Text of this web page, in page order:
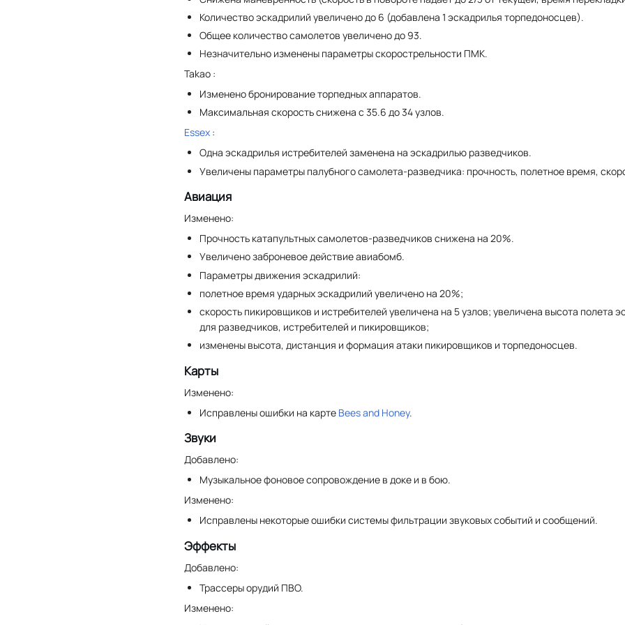
Количество эскадрилий увеличено до 6 (добавлена 1 эскадрилья торпедоносцев).
Общее количество самолетов увеличено до 93.
Незначительно изменены параметры скорострельности ПМК.
Takao :
Изменено бронирование торпедных аппаратов.
Максимальная скорость снижена с 35.6 до 34 узлов.
Essex :
Одна эскадрилья истребителей заменена на эскадрилью разведчиков.
Увеличены параметры палубного самолета-разведчика: прочность, полетное время,
Авиация
Изменено:
Прочность катапультных самолетов-разведчиков снижена на 20%.
Увеличено заброневое действие авиабомб.
Параметры движения эскадрилий:
полетное время ударных эскадрилий увеличено на 20%;
скорость пикировщиков и истребителей увеличена на 5 узлов; увеличена высота полета
для разведчиков, истребителей и пикировщиков;
изменены высота, дистанция и формация атаки пикировщиков и торпедоносцев.
Карты
Изменено:
Исправлены ошибки на карте Bees and Honey.
Звуки
Добавлено:
Музыкальное фоновое сопровождение в доке и в бою.
Изменено:
Исправлены некоторые ошибки системы фильтрации звуковых событий и сообщений.
Эффекты
Добавлено:
Трассеры орудий ПВО.
Изменено: